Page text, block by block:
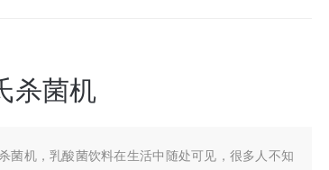
杀菌机
菌机，乳酸菌饮料在生活中随处可见，很多人不知